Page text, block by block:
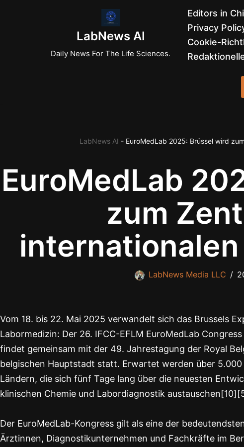
LabNews AI
Daily News For The Life Sciences.
Editors in
Privacy
Cookie-
LabNews AI - EuroMedLab 2025: Brüssel wird
EuroMedLab
zum
LabNews Media LLC
Vom 18. bis 22. Mai 2025 verwandelt sich das Brussels
Labormedizin: Der 26. IFCC-EFLM EuroMedLab
findet gemeinsam mit der 49. Jahrestagung der Royal
belgischen Hauptstadt statt. Erwartet werden über
Ländern, die sich fünf Tage lang über die neuesten
klinischen Chemie und Labordiagnostik
Der EuroMedLab-Kongress gilt als eine der
Ärztinnen, Diagnostikunternehmen und Fachkräfte im